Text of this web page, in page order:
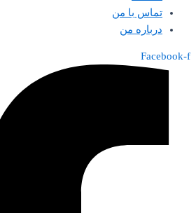
تماس با من
درباره من
Facebook-f